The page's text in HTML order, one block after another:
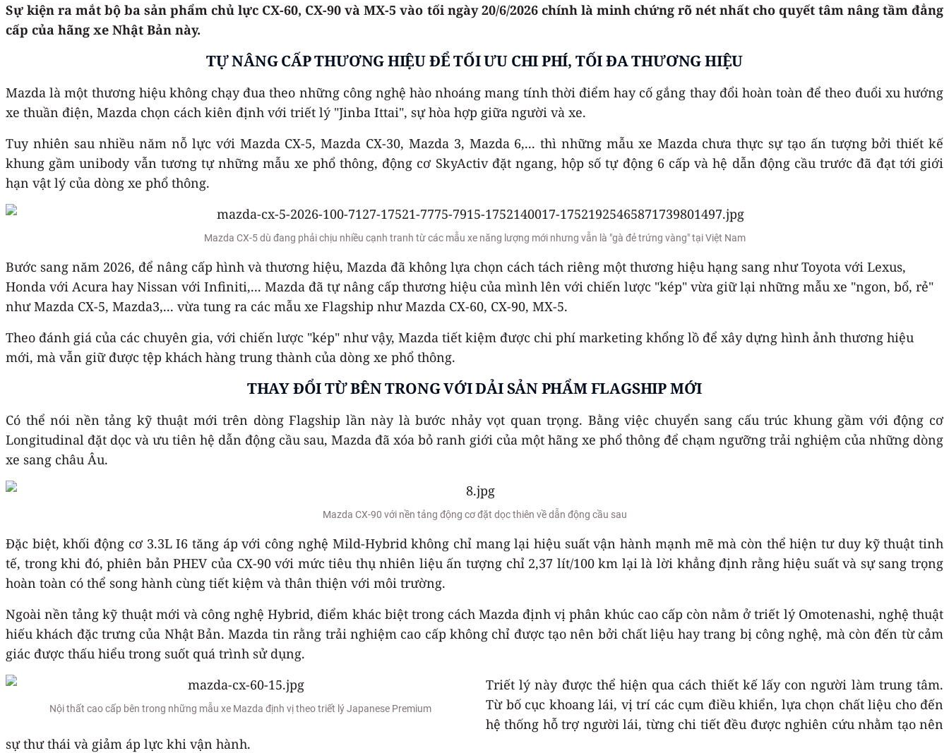
Sự kiện ra mắt bộ ba sản phẩm chủ lực CX-60, CX-90 và MX-5 vào tối ngày 20/6/2026 chính là minh chứng rõ nét nhất cho quyết tâm nâng tầm đẳng
cấp của hãng xe Nhật Bản này.
TỰ NÂNG CẤP THƯƠNG HIỆU ĐỂ TỐI ƯU CHI PHÍ, TỐI ĐA THƯƠNG HIỆU
Mazda là một thương hiệu không chạy đua theo những công nghệ hào nhoáng mang tính thời điểm hay cố gắng thay đổi hoàn toàn để theo đuổi xu hướng
xe thuần điện, Mazda chọn cách kiên định với triết lý "Jinba Ittai", sự hòa hợp giữa người và xe.
Tuy nhiên sau nhiều năm nỗ lực với Mazda CX-5, Mazda CX-30, Mazda 3, Mazda 6,... thì những mẫu xe Mazda chưa thực sự tạo ấn tượng bởi thiết kế
khung gầm unibody vẫn tương tự những mẫu xe phổ thông, động cơ SkyActiv đặt ngang, hộp số tự động 6 cấp và hệ dẫn động cầu trước đã đạt tới giới
hạn vật lý của dòng xe phổ thông.
Mazda CX-5 dù đang phải chịu nhiều cạnh tranh từ các mẫu xe năng lượng mới nhưng vẫn là "gà đẻ trứng vàng" tại Việt Nam
Bước sang năm 2026, để nâng cấp hình và thương hiệu, Mazda đã không lựa chọn cách tách riêng một thương hiệu hạng sang như Toyota với Lexus,
Honda với Acura hay Nissan với Infiniti,... Mazda đã tự nâng cấp thương hiệu của mình lên với chiến lược "kép" vừa giữ lại những mẫu xe "ngon, bổ, rẻ"
như Mazda CX-5, Mazda3,... vừa tung ra các mẫu xe Flagship như Mazda CX-60, CX-90, MX-5.
Theo đánh giá của các chuyên gia, với chiến lược "kép" như vậy, Mazda tiết kiệm được chi phí marketing khổng lồ để xây dựng hình ảnh thương hiệu
mới, mà vẫn giữ được tệp khách hàng trung thành của dòng xe phổ thông.
THAY ĐỔI TỪ BÊN TRONG VỚI DẢI SẢN PHẨM FLAGSHIP MỚI
Có thể nói nền tảng kỹ thuật mới trên dòng Flagship lần này là bước nhảy vọt quan trọng. Bằng việc chuyển sang cấu trúc khung gầm với động cơ
Longitudinal đặt dọc và ưu tiên hệ dẫn động cầu sau, Mazda đã xóa bỏ ranh giới của một hãng xe phổ thông để chạm ngưỡng trải nghiệm của những dòng
xe sang châu Âu.
Mazda CX-90 với nền tảng động cơ đặt dọc thiên về dẫn động cầu sau
Đặc biệt, khối động cơ 3.3L I6 tăng áp với công nghệ Mild-Hybrid không chỉ mang lại hiệu suất vận hành mạnh mẽ mà còn thể hiện tư duy kỹ thuật tinh
tế, trong khi đó, phiên bản PHEV của CX-90 với mức tiêu thụ nhiên liệu ấn tượng chỉ 2,37 lít/100 km lại là lời khẳng định rằng hiệu suất và sự sang trọng
hoàn toàn có thể song hành cùng tiết kiệm và thân thiện với môi trường.
Ngoài nền tảng kỹ thuật mới và công nghệ Hybrid, điểm khác biệt trong cách Mazda định vị phân khúc cao cấp còn nằm ở triết lý Omotenashi, nghệ thuật
hiếu khách đặc trưng của Nhật Bản. Mazda tin rằng trải nghiệm cao cấp không chỉ được tạo nên bởi chất liệu hay trang bị công nghệ, mà còn đến từ cảm
giác được thấu hiểu trong suốt quá trình sử dụng.
Nội thất cao cấp bên trong những mẫu xe Mazda định vị theo triết lý Japanese Premium
Triết lý này được thể hiện qua cách thiết kế lấy con người làm trung tâm.
Từ bố cục khoang lái, vị trí các cụm điều khiển, lựa chọn chất liệu cho đến
hệ thống hỗ trợ người lái, từng chi tiết đều được nghiên cứu nhằm tạo nên
sự thư thái và giảm áp lực khi vận hành.